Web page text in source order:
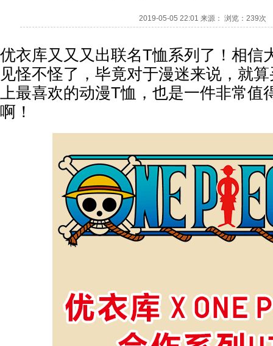
2019-05-05 22:01 来源： 浏览： 239次
优衣库又又又出联名T恤系列了！相信
见怪不怪了，毕竟对于漫迷来说，就
上最喜欢的动漫T恤，也是一件非常值
啊！